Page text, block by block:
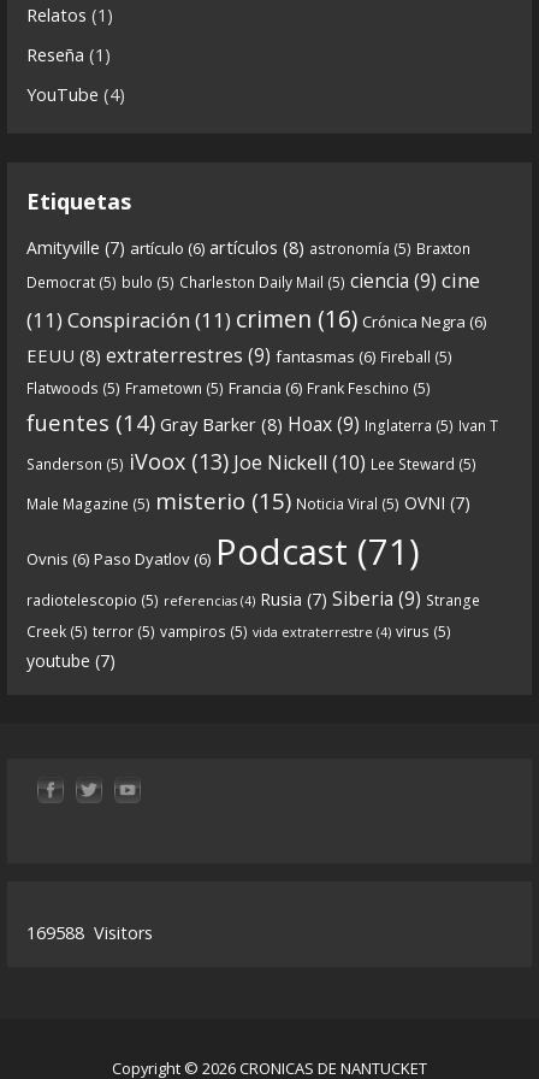
6x02-8211-ras-ras-rasputin-el-monje-audios-
mp3_rf_62723031_1.html
Crónicas de Nantucket
5 years ago
Crónicas De Nantucket on Twitter
Próximamente en el #Podcast
de Crónicas de
https://twitter.com/CDNantucket/status/13336753
52049274880?s=19
“Próximamente en el#podcastde Crónicas de
nantucket.
https://t.co/3zqG4RtRl7”
Relatos (1)
Reseña (1)
YouTube (4)
Etiquetas
Amityville (7) artículo (6) artículos (8) astronomía (5) Braxton
Democrat (5) bulo (5) Charleston Daily Mail (5) ciencia (9) cine
(11) Conspiración (11) crimen (16) Crónica Negra (6)
EEUU (8) extraterrestres (9) fantasmas (6) Fireball (5)
Flatwoods (5) Frametown (5) Francia (6) Frank Feschino (5)
fuentes (14) Gray Barker (8) Hoax(9) Inglaterra (5) Ivan T
Sanderson (5) iVoox (13) Joe Nickell (10) Lee Steward (5)
Male Magazine (5) misterio (15) Noticia Viral (5) OVNI (7)
Ovnis (6) Paso Dyatlov (6) Podcast (71)
radiotelescopio (5) referencias (4) Rusia (7) Siberia (9) Strange
Creek (5) terror (5) vampiros (5) vida extraterrestre (4) virus (5)
youtube (7)
169588 Visitors
Copyright © 2026 CRONICAS DE NANTUCKET